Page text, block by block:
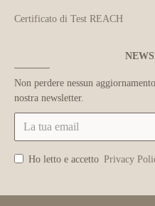
Certificato di Test REACH
Non perdere nessun
nostra newsletter.
Ho letto e accetto Privacy